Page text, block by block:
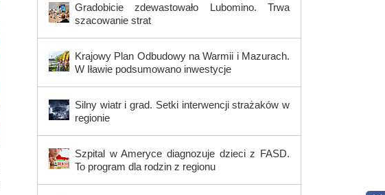
Gradobicie zdewastowało Lubomino. Trwa
szacowanie strat
Krajowy Plan Odbudowy na Warmii i Mazurach.
W Iławie podsumowano inwestycje
Silny wiatr i grad. Setki interwencji strażaków w
regionie
Szpital w Ameryce diagnozuje dzieci z FASD.
To program dla rodzin z regionu